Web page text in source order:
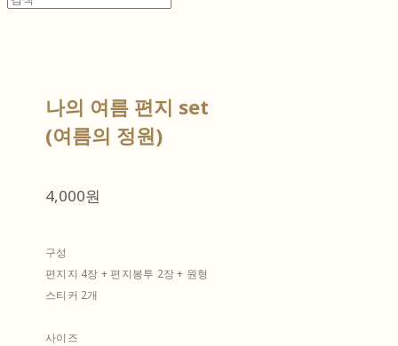
나의 여름 편지 set
(여름의 정원)
4,000원
구성
편지지 4장 + 편지봉투 2장 + 원형
스티커 2개
사이즈